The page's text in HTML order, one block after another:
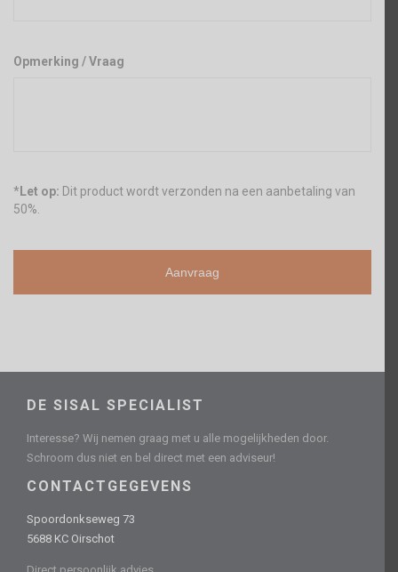
Opmerking / Vraag
* Let op: Dit product wordt verzonden na een aanbetaling van
50%.
DE SISAL SPECIALIST
Interesse? Wij nemen graag met u alle mogelijkheden door.
Schroom dus niet en bel direct met een adviseur!
CONTACTGEGEVENS
Spoordonkseweg 73
5688 KC Oirschot